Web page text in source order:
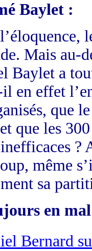
Baylet :
Mais au-
Baylet a
en effet
que
que les
?
même
sa
en
Bernard